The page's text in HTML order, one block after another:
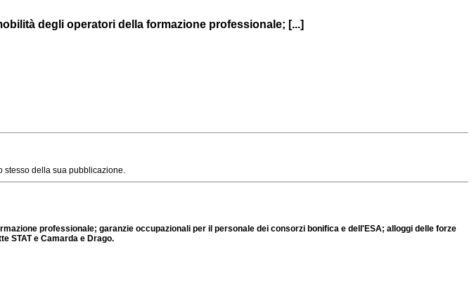
degli operatori della formazione professionale; [...]
della sua pubblicazione.
professionale; garanzie occupazionali per il personale dei consorzi bonifica e dell'ESA; alloggi delle forze
STAT e Camarda e Drago.